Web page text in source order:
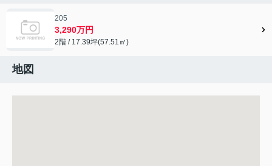
205
3,290万円
2階 / 17.39坪(57.51㎡)
地図